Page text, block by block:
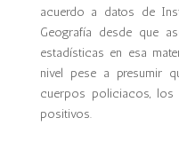
acuerdo a datos de
Geografía desde que
estadísticas en esa
nivel pese a presumir
cuerpos policiacos,
positivos.